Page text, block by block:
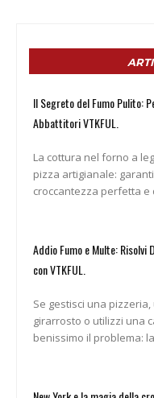
Il Segreto del Fumo Pulito:
Abbattitori VTKFUL.
La cottura nel forno a
pizza artigianale:
croccantezza perfetta e
Addio Fumo e Multe:
con VTKFUL.
Se gestisci una
girarrosto o utilizzi una